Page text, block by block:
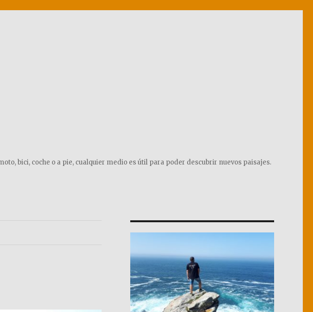
bici, coche o a pie, cualquier medio es útil para poder descubrir nuevos paisajes.